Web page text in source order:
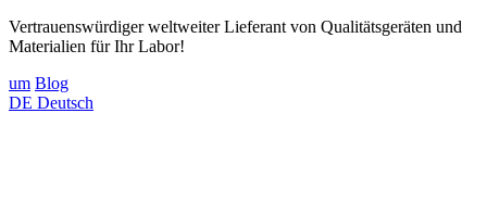
Vertrauenswürdiger weltweiter Lieferant von Qualitätsgeräten und
Materialien für Ihr Labor!
um Blog
DE Deutsch